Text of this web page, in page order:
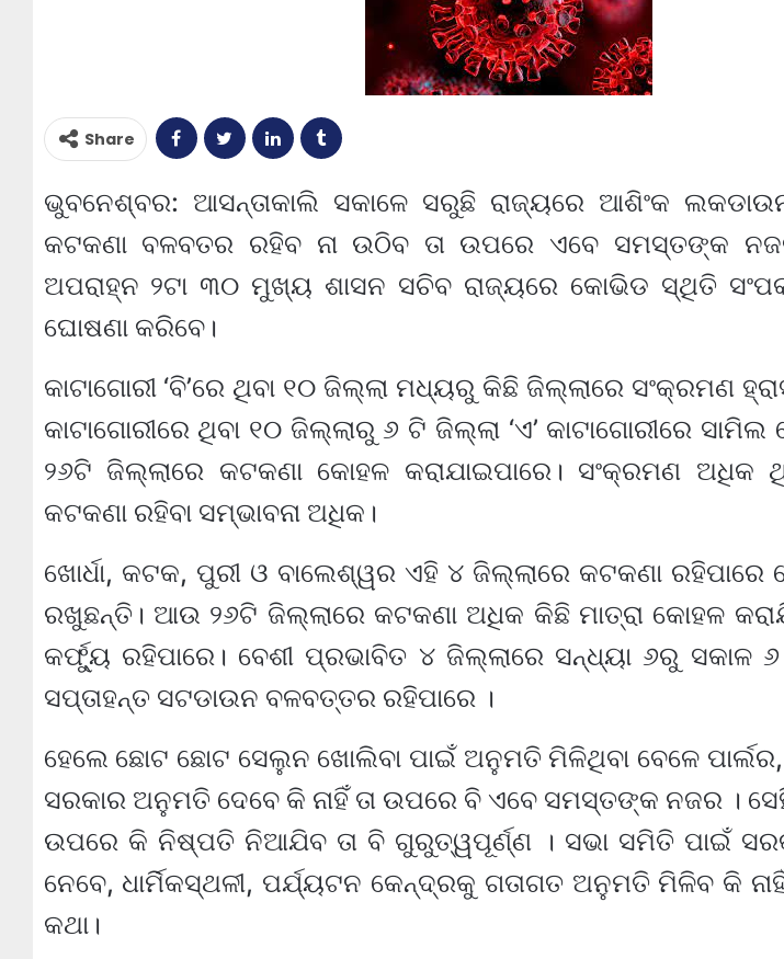
Share
ଭୁବନେଶ୍ବର: ଆସନ୍ତାକାଲି ସକାଳେ ସରୁଛି ରାଜ୍ୟରେ ଆଶିଂକ
କଟକଣା ବଳବତର ରହିବ ନା ଉଠିବ ତା ଉପରେ ଏବେ ସମସ୍ତଙ୍କ
ଅପରାହ୍ନ ୨ଟା ୩୦ ମୁଖ୍ୟ ଶାସନ ସଚିବ ରାଜ୍ୟରେ କୋଭିଡ ସ୍ଥିତି
ଘୋଷଣା କରିବେ।
କାଟାଗୋରୀ ‘ବି’ରେ ଥିବା ୧୦ ଜିଲ୍ଲା ମଧ୍ୟରୁ କିଛି ଜିଲ୍ଲାରେ ସଂକ୍ରମଣ
କାଟାଗୋରୀରେ ଥିବା ୧୦ ଜିଲ୍ଲାରୁ ୬ ଟି ଜିଲ୍ଲା ‘ଏ’ କାଟାଗୋରୀରେ ସାମିଲ
୨୬ଟି ଜିଲ୍ଲାରେ କଟକଣା କୋହଳ କରାଯାଇପାରେ। ସଂକ୍ରମଣ ଅଧିକ
କଟକଣା ରହିବା ସମ୍ଭାବନା ଅଧିକ।
ଖୋର୍ଧା, କଟକ, ପୁରୀ ଓ ବାଲେଶ୍ୱର ଏହି ୪ ଜିଲ୍ଲାରେ କଟକଣା
ରଖୁଛନ୍ତି। ଆଉ ୨୬ଟି ଜିଲ୍ଲାରେ କଟକଣା ଅଧିକ କିଛି ମାତ୍ରା କୋହଳ
କର୍ଫ୍ୟୁ ରହିପାରେ। ବେଶୀ ପ୍ରଭାବିତ ୪ ଜିଲ୍ଲାରେ ସନ୍ଧ୍ୟା ୬ରୁ ସକାଳ
ସପ୍ତାହନ୍ତ ସଟଡାଉନ ବଳବତ୍ତର ରହିପାରେ ।
ହେଲେ ଛୋଟ ଛୋଟ ସେଲୁନ ଖୋଲିବା ପାଇଁ ଅନୁମତି ମିଳିଥିବା ବେଳେ
ସରକାର ଅନୁମତି ଦେବେ କି ନାହିଁ ତା ଉପରେ ବି ଏବେ ସମସ୍ତଙ୍କ ନଜର ।
ଉପରେ କି ନିଷ୍ପତି ନିଆଯିବ ତା ବି ଗୁରୁତ୍ୱପୂର୍ଣ୍ଣ । ସଭା ସମିତି ପାଇଁ
ନେବେ, ଧାର୍ମିକସ୍ଥଳୀ, ପର୍ଯ୍ୟଟନ କେନ୍ଦ୍ରକୁ ଗତାଗତ ଅନୁମତି ମିଳିବ କି
କଥା।